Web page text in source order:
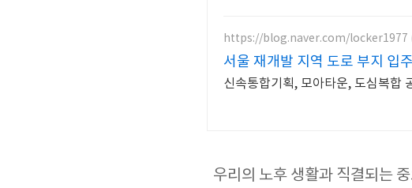
https://blog.naver.com/locker1977
서울 재개발 지역 도로 부지 입
신속통합기획, 모아타운, 도심복합
우리의 노후 생활과 직결되는